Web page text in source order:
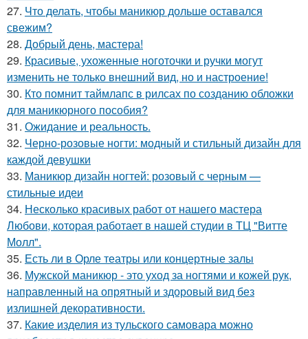
27. Что делать, чтобы маникюр дольше оставался
свежим?
28. Добрый день, мастера!
29. Красивые, ухоженные ноготочки и ручки могут
изменить не только внешний вид, но и настроение!
30. Кто помнит таймлапс в рилсах по созданию обложки
для маникюрного пособия?
31. Ожидание и реальность.
32. Черно-розовые ногти: модный и стильный дизайн для
каждой девушки
33. Маникюр дизайн ногтей: розовый с черным —
стильные идеи
34. Несколько красивых работ от нашего мастера
Любови, которая работает в нашей студии в ТЦ "Витте
Молл".
35. Есть ли в Орле театры или концертные залы
36. Мужской маникюр - это уход за ногтями и кожей рук,
направленный на опрятный и здоровый вид без
излишней декоративности.
37. Какие изделия из тульского самовара можно